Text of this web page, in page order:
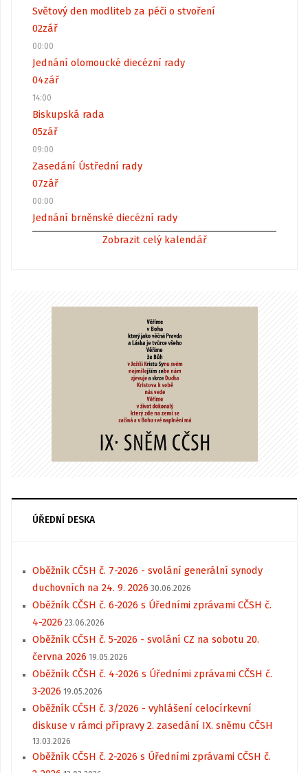
Světový den modliteb za péči o stvoření
02zář
00:00
Jednání olomoucké diecézní rady
04zář
14:00
Biskupská rada
05zář
09:00
Zasedání Ústřední rady
07zář
00:00
Jednání brněnské diecézní rady
Zobrazit celý kalendář
ÚŘEDNÍ DESKA
Oběžník CČSH č. 7-2026 - svolání generální synody
duchovních na 24. 9. 2026 30.06.2026
Oběžník CČSH č. 6-2026 s Úředními zprávami CČSH č.
4-2026 23.06.2026
Oběžník CČSH č. 5-2026 - svolání CZ na sobotu 20.
června 2026 19.05.2026
Oběžník CČSH č. 4-2026 s Úředními zprávami CČSH č.
3-2026 19.05.2026
Oběžník CČSH č. 3/2026 - vyhlášení celocírkevní
diskuse v rámci přípravy 2. zasedání IX. sněmu CČSH
13.03.2026
Oběžník CČSH č. 2-2026 s Úředními zprávami CČSH č.